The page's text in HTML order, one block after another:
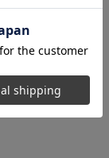
ド
判ブロマイド
ブキ・クロッ